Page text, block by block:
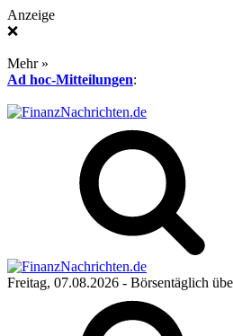
Anzeige
❌
Mehr »
Ad hoc-Mitteilungen:
Freitag, 07.08.2026 - Börsentäglich